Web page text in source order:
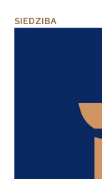
SIEDZIBA